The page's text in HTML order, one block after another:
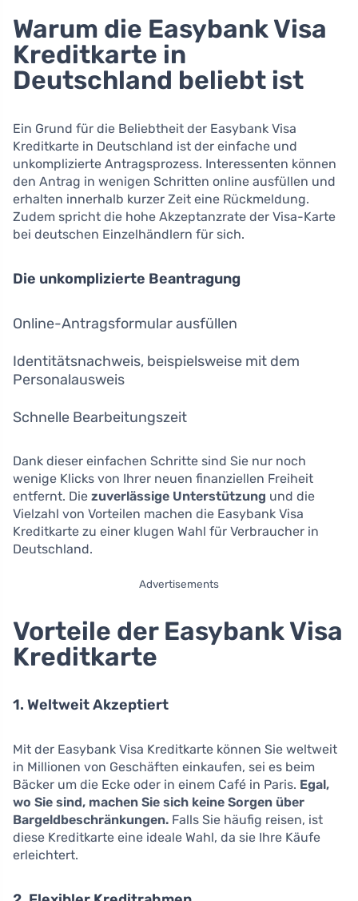
Warum die Easybank Visa
Kreditkarte in
Deutschland beliebt ist
Ein Grund für die Beliebtheit der Easybank Visa
Kreditkarte in Deutschland ist der einfache und
unkomplizierte Antragsprozess. Interessenten können
den Antrag in wenigen Schritten online ausfüllen und
erhalten innerhalb kurzer Zeit eine Rückmeldung.
Zudem spricht die hohe Akzeptanzrate der Visa-Karte
bei deutschen Einzelhändlern für sich.
Die unkomplizierte Beantragung
Online-Antragsformular ausfüllen
Identitätsnachweis, beispielsweise mit dem
Personalausweis
Schnelle Bearbeitungszeit
Dank dieser einfachen Schritte sind Sie nur noch
wenige Klicks von Ihrer neuen finanziellen Freiheit
entfernt. Die zuverlässige Unterstützung und die
Vielzahl von Vorteilen machen die Easybank Visa
Kreditkarte zu einer klugen Wahl für Verbraucher in
Deutschland.
Advertisements
Vorteile der Easybank Visa
Kreditkarte
1. Weltweit Akzeptiert
Mit der Easybank Visa Kreditkarte können Sie weltweit
in Millionen von Geschäften einkaufen, sei es beim
Bäcker um die Ecke oder in einem Café in Paris. Egal,
wo Sie sind, machen Sie sich keine Sorgen über
Bargeldbeschränkungen. Falls Sie häufig reisen, ist
diese Kreditkarte eine ideale Wahl, da sie Ihre Käufe
erleichtert.